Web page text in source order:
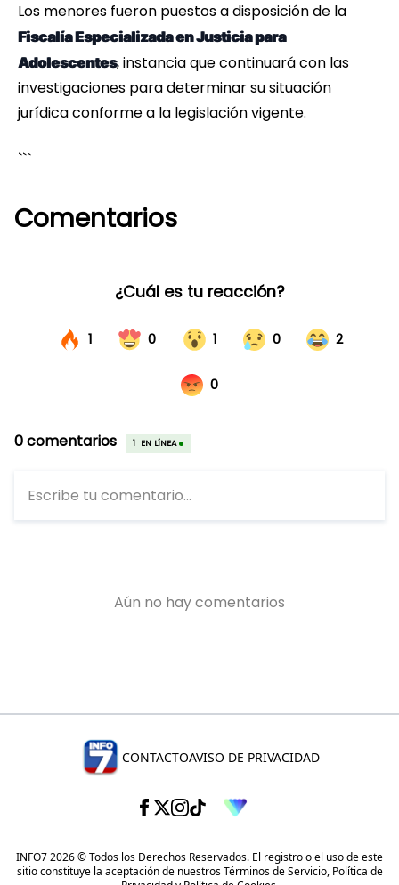
Los menores fueron puestos a disposición de la
Fiscalía Especializada en Justicia para
Adolescentes, instancia que continuará con las
investigaciones para determinar su situación
jurídica conforme a la legislación vigente.
```
Comentarios
CONTACTOAVISO DE PRIVACIDAD
INFO7 2026 © Todos los Derechos Reservados. El registro o el uso de este
sitio constituye la aceptación de nuestrosTérminos de Servicio, Política de